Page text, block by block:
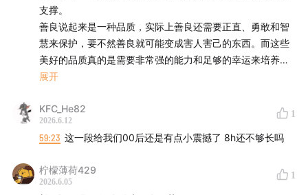
支撑。
善良说起来是一种品质，实际上善良还需要正直、勇敢和智
慧来保护，要不然善良就可能变成害人害己的东西。而这些
美好的品质真的是需要非常强的能力和足够的幸运来培养
的。从善如登，从恶如崩。小时候可能创造一个稳定的环
是当人进入社会，还需要更多的幸运和定力来维持好的品
质。我真的觉得很多时候是时势造英雄，个人的坚持固然不
是无意义的，但大环境真的也很重要。
都很坚强，能够化压力为动力，更努力做事；00后、90后就
只会焦虑、抑郁。但既然是一个普遍现象，就一定有社会和
展开
KFC_He82
2026.6.12
1
59:23 这一段给我们00后还是有点小震撼了 8h还不够长吗
柠檬薄荷429
2026.6.05
1